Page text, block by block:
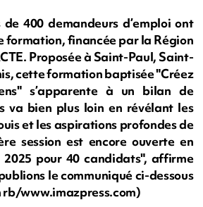
400 demandeurs d’emploi ont
formation, financée par la Région
Proposée à Saint-Paul, Saint-
cette formation baptisée "Créez
s’apparente à un bilan de
va bien plus loin en révélant les
et les aspirations profondes de
session est encore ouverte en
pour 40 candidats", affirme
le communiqué ci-dessous
www.imazpress.com)